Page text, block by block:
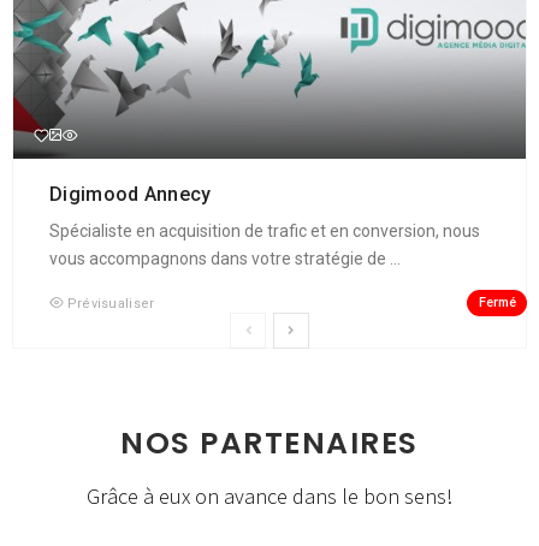
Digimood Annecy
Spécialiste en acquisition de trafic et en conversion, nous
vous accompagnons dans votre stratégie de ...
Prévisualiser Fermé
NOS PARTENAIRES
Grâce à eux on avance dans le bon sens!